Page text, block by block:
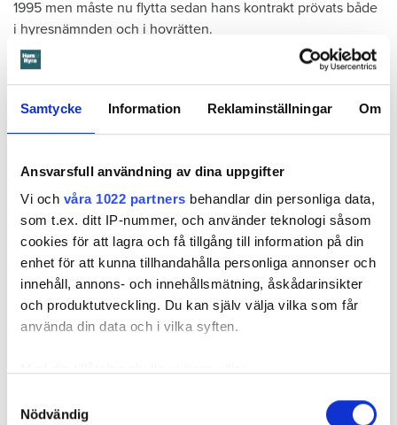
Samtycke Information Reklaminställningar Om
Ansvarsfull användning av dina uppgifter
Vi och våra 1022 partners behandlar din personliga data,
som t.ex. ditt IP-nummer, och använder teknologi såsom
cookies för att lagra och få tillgång till information på din
enhet för att kunna tillhandahålla personliga annonser och
innehåll, annons- och innehållsmätning, åskådarinsikter
och produktutveckling. Du kan själv välja vilka som får
använda din data och i vilka syften.
som kan ha en noggrannhet på upp till flera meter
Nödvändig
1995 men måste nu flytta sedan hans kontrakt prövats både
i hyresnämnden och i hovrätten.
Det var när hyresvärdens hantverkare skulle byta ett
duschmunstycke under hösten förra året som en spricka i
detta lät värden ett företag göra en besiktning av
badrummet. Då upptäcktes att vatten läckt från den trasiga
svetsskarven under en längre tid och orsakat omfattande
vattenskador.
Därför sade den privata hyresvärden upp hyreskontraktet
med hänvisning till att hyresgästen inte iakttagit sin så
kallade vårdplikt (se faktaruta). Eftersom han inte gick med
på att flytta fick hyresnämnden i Malmö pröva